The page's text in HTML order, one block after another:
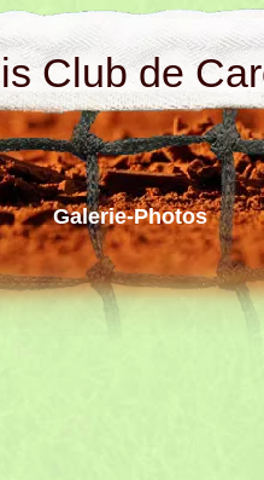
Club de
Galerie-Photos